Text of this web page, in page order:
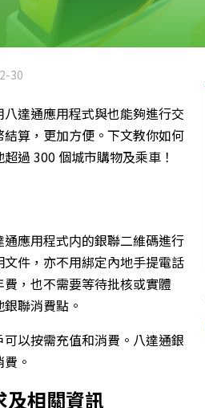
30
達通應用程式與也能夠進行交
算，更加方便。下文教你如何
過 300 個城市購物及乘車！
應用程式内的銀聯二維碼進行
件，亦不用綁定內地手提電話
，也不需要等待批核或實體
聯消費點。
以按需充值和消費。八達通銀
。
及相關資訊